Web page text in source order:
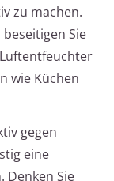
zu machen.
Sie
wie Küchen
gegen
eine
Denken Sie